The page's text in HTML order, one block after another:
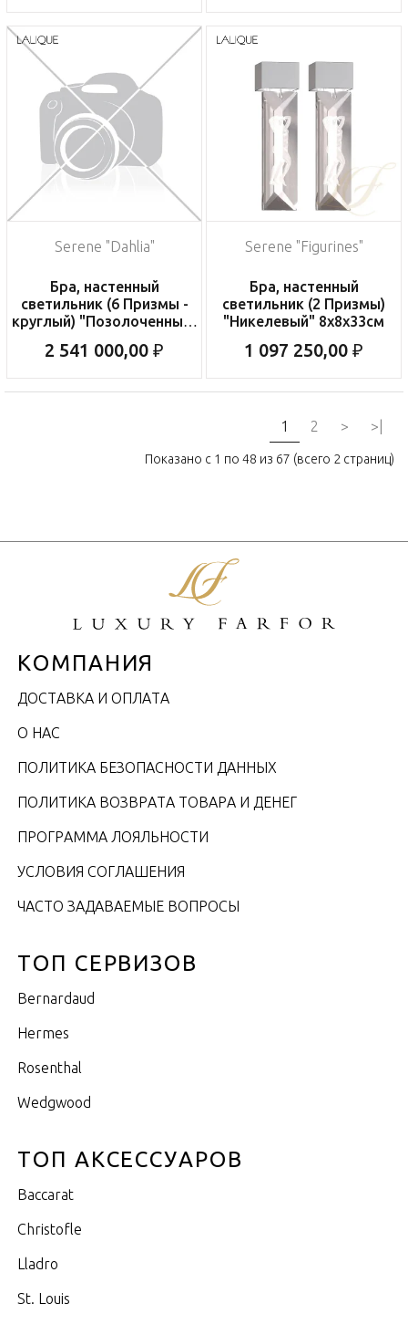
Serene "Dahlia"
Бра, настенный
светильник (6 Призмы -
круглый) "Позолоченный"
2 541 000,00 ₽
Serene "Figurines"
Бра, настенный
светильник (2 Призмы)
"Никелевый" 8x8x33см
1 097 250,00 ₽
1 2 > >|
Показано с 1 по 48 из 67 (всего 2 страниц)
КОМПАНИЯ
ДОСТАВКА И ОПЛАТА
О НАС
ПОЛИТИКА БЕЗОПАСНОСТИ ДАННЫХ
ПОЛИТИКА ВОЗВРАТА ТОВАРА И ДЕНЕГ
ПРОГРАММА ЛОЯЛЬНОСТИ
УСЛОВИЯ СОГЛАШЕНИЯ
ЧАСТО ЗАДАВАЕМЫЕ ВОПРОСЫ
ТОП СЕРВИЗОВ
Bernardaud
Hermes
Rosenthal
Wedgwood
ТОП АКСЕССУАРОВ
Baccarat
Christofle
Lladro
St. Louis